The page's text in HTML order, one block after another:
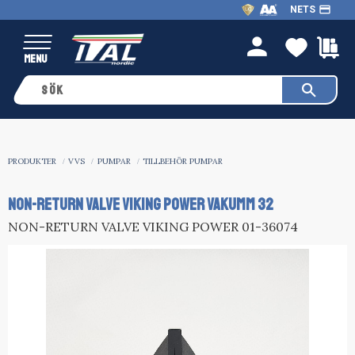
Meny
NETS payment
person
PRODUKTER VVS PUMPAR TILLBEHÖR PUMPAR
NON-RETURN VALVE VIKING POWER VAKUMM 32
NON-RETURN VALVE VIKING POWER 01-36074